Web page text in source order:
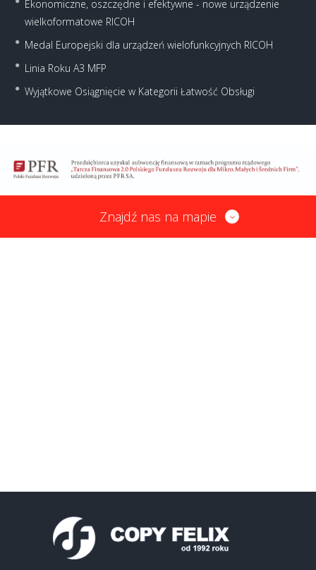
Ekonomiczne, oszczędne i efektywne - nowe urządzenie
wielkoformatowe RICOH
Medal Europejski dla urządzeń wielofunkcyjnych RICOH
Linia Roku A3 MFP
Wyjątkowe Osiągnięcie w Kategorii Łatwość Obsługi
Znajdź nas na mapie